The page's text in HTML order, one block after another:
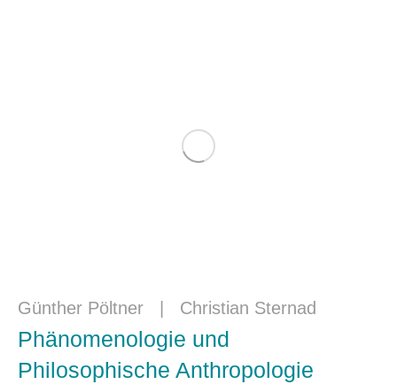
Günther Pöltner | Christian Sternad
Phänomenologie und
Philosophische Anthropologie